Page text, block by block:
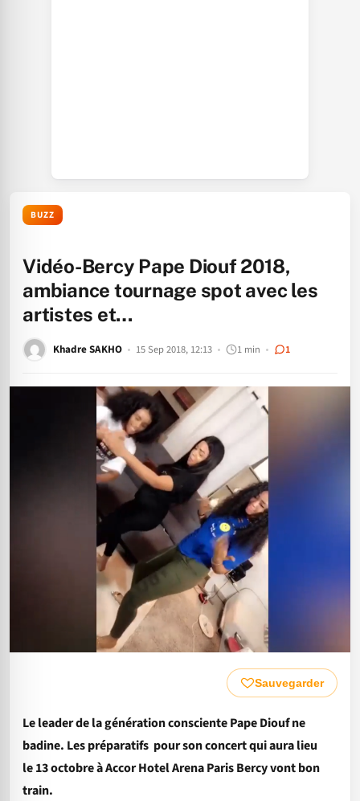
BUZZ
Vidéo-Bercy Pape Diouf 2018,
ambiance tournage spot avec les
artistes et…
Khadre SAKHO 15 Sep 2018, 12:13 1 min 1
Sauvegarder
Le leader de la génération consciente Pape Diouf ne
badine. Les préparatifs pour son concert qui aura lieu
le 13 octobre à Accor Hotel Arena Paris Bercy vont bon
train.